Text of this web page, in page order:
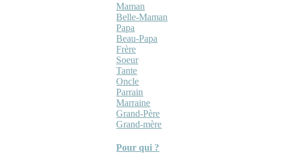
Maman
Belle-Maman
Papa
Beau-Papa
Frère
Soeur
Tante
Oncle
Parrain
Marraine
Grand-Père
Grand-mère
Pour qui ?